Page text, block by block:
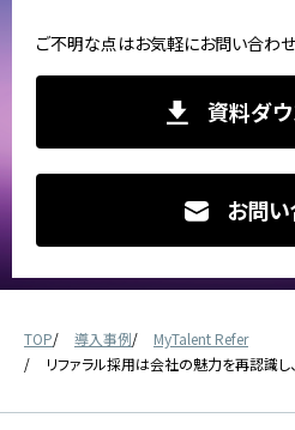
ご不明な点はお気軽にお問い合わせ
資料ダ
お問
TOP 導入事例
MyTalent Refer
リファラル採用は会社の魅力を再認識